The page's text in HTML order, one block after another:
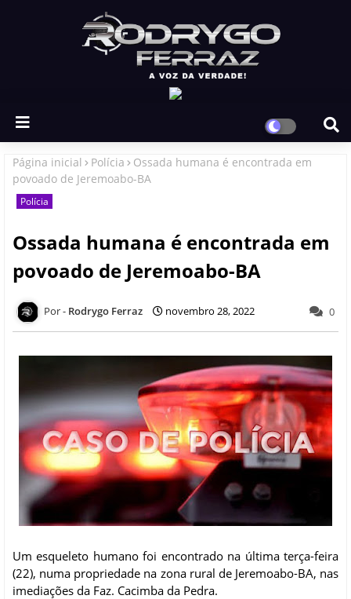
Página inicial Polícia
Ossada humana é encontrada em
povoado de Jeremoabo-BA
Polícia
Ossada humana é encontrada em
povoado de Jeremoabo-BA
Rodrygo Ferraz novembro 28, 2022 0
Um esqueleto humano foi encontrado na última terça-feira
(22), numa propriedade na zona rural de Jeremoabo-BA, nas
imediações da Faz. Cacimba da Pedra.